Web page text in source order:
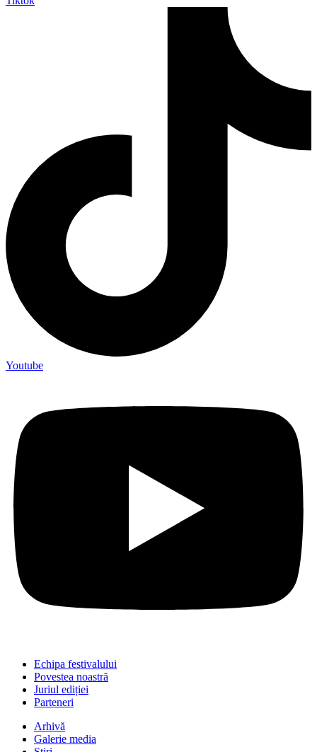
Youtube
Echipa festivalului
Povestea noastră
Juriul ediției
Parteneri
Arhivă
Galerie media